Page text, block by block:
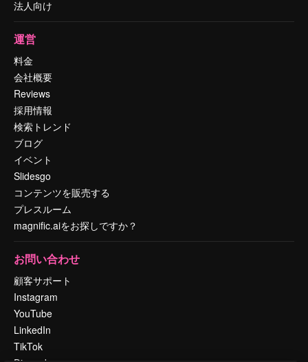
法人向け
運営
料金
会社概要
Reviews
採用情報
検索トレンド
ブログ
イベント
Slidesgo
コンテンツを販売する
プレスルーム
magnific.aiをお探しですか？
お問い合わせ
顧客サポート
Instagram
YouTube
LinkedIn
TikTok